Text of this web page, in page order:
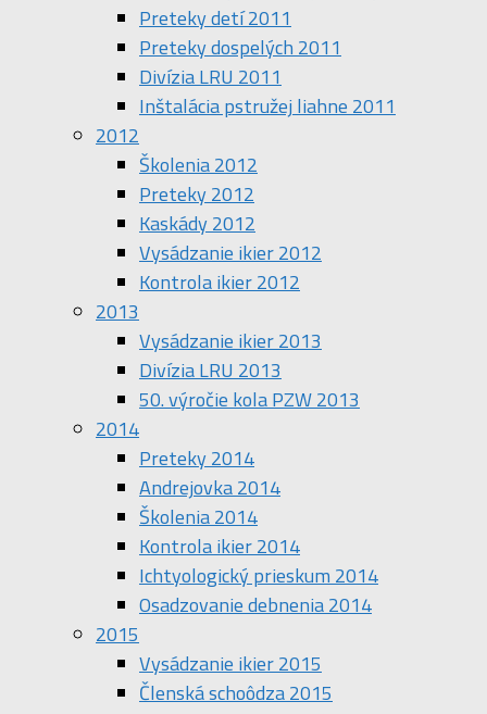
Preteky detí 2011
Preteky dospelých 2011
Divízia LRU 2011
Inštalácia pstružej liahne 2011
2012
Školenia 2012
Preteky 2012
Kaskády 2012
Vysádzanie ikier 2012
Kontrola ikier 2012
2013
Vysádzanie ikier 2013
Divízia LRU 2013
50. výročie kola PZW 2013
2014
Preteky 2014
Andrejovka 2014
Školenia 2014
Kontrola ikier 2014
Ichtyologický prieskum 2014
Osadzovanie debnenia 2014
2015
Vysádzanie ikier 2015
Členská schoôdza 2015